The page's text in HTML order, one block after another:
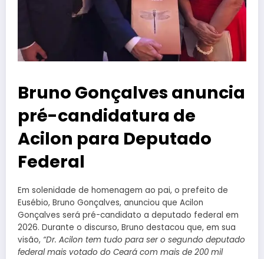
Bruno Gonçalves anuncia
pré-candidatura de
Acilon para Deputado
Federal
Em solenidade de homenagem ao pai, o prefeito de
Eusébio, Bruno Gonçalves, anunciou que Acilon
Gonçalves será pré-candidato a deputado federal em
2026. Durante o discurso, Bruno destacou que, em sua
visão, “Dr. Acilon tem tudo para ser o segundo deputado
federal mais votado do Ceará com mais de 200 mil